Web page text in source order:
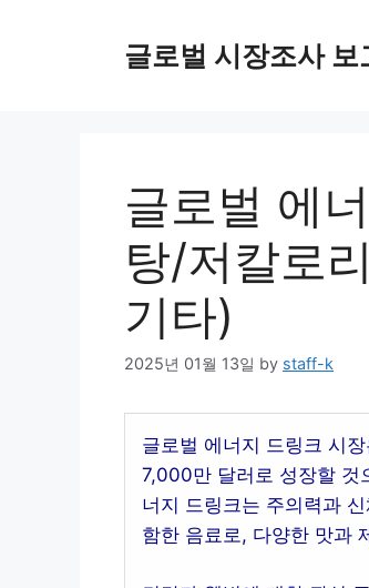
글로벌 시장조사
글로벌 에
탕/저칼로
기타)
2025년 01월 13일 by staff-k
글로벌 에너지 드링크 시
7,000만 달러로 성장할 것
너지 드링크는 주의력과
함한 음료로, 다양한 맛과